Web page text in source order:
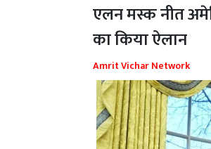
एलन मस्क नीत
का किया ऐलान
Amrit Vichar Network